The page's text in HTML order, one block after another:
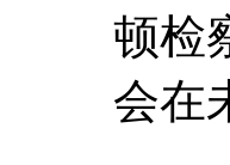
顿检
会在